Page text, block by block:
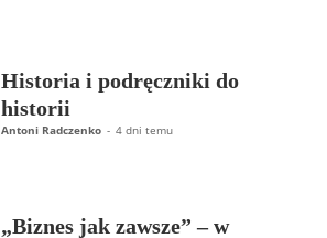
Historia i podręczniki do
historii
Antoni Radczenko - 4 dni temu
„Biznes jak zawsze” – w